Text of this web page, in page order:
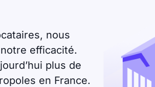
nous
efficacité.
plus de
en France.